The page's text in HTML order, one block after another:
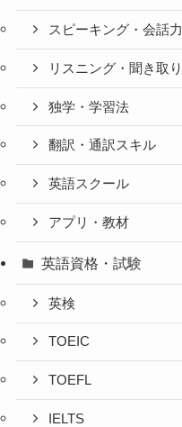
スピーキング・会話力
リスニング・聞き取り
独学・学習法
翻訳・通訳スキル
英語スクール
アプリ・教材
英語資格・試験
英検
TOEIC
TOEFL
IELTS